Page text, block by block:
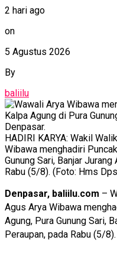
2 hari ago
on
5 Agustus 2026
By
baliilu
HADIRI KARYA: Wakil
Wibawa menghadiri
Gunung Sari, Banjar
Rabu (5/8). (Foto: Hms
Denpasar, baliilu.com –
Agus Arya Wibawa
Agung, Pura Gunung Sari,
Peraupan, pada Rabu (5/8).